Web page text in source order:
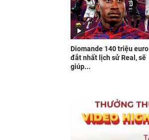
Diomande 140 triệu euro
đắt nhất lịch sử Real, sẽ
giúp...